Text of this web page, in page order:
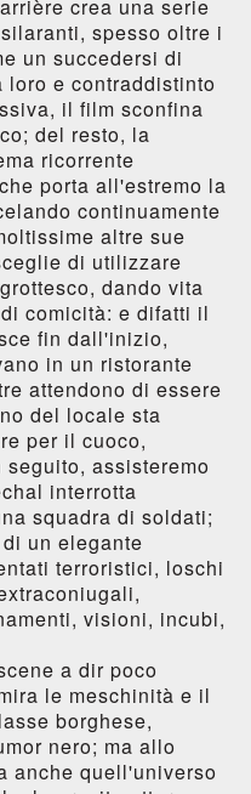
crea una serie
spesso oltre i
un succedersi di
e contraddistinto
il film sconfina
del resto, la
ricorrente
porta all'estremo la
continuamente
altre sue
di utilizzare
dando vita
comicità: e difatti il
fin dall'inizio,
in un ristorante
attendono di essere
del locale sta
per il cuoco,
assisteremo
interrotta
squadra di soldati;
un elegante
terroristici, loschi
visioni, incubi,
a dir poco
le meschinità e il
borghese,
nero; ma allo
anche quell'universo